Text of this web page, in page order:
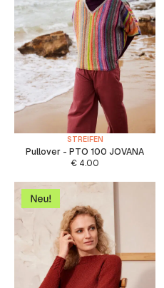
STREIFEN
Pullover - PTO 100 JOVANA
€ 4.00